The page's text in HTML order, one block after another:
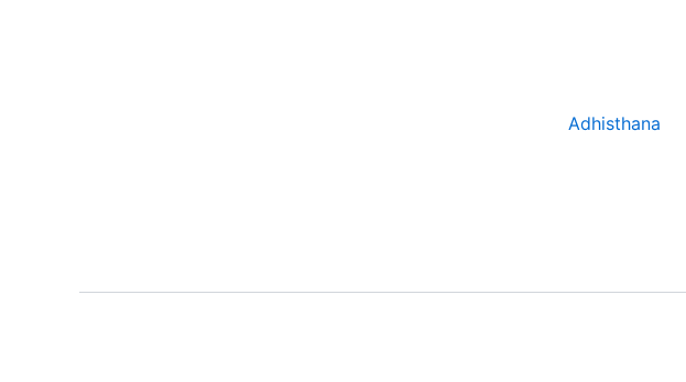
Adhisthana